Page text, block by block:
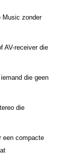
Music zonder
AV-receiver die
die geen
die
een compacte